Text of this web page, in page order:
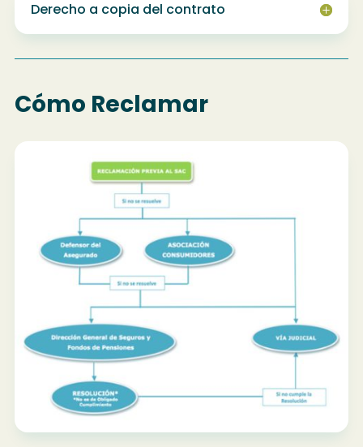
Derecho a copia del contrato
Cómo Reclamar